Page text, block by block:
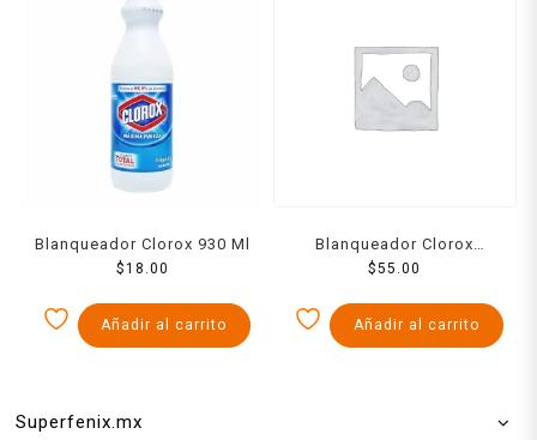
Blanqueador Clorox 930 Ml
$18.00
Añadir al carrito
Blanqueador Clorox
Regular 3800 Ml
$55.00
Añadir al carrito
Superfenix.mx